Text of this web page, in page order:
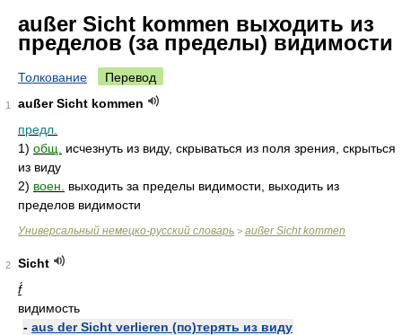
außer Sicht kommen выходить из
пределов (за пределы) видимости
Толкование Перевод
1
außer Sicht kommen
предл.
1) общ.
исчезнуть из виду, скрываться из поля зрения, скрыться
из виду
2) воен.
выходить за пределы видимости, выходить из
пределов видимости
Универсальный немецко-русский словарь > außer Sicht kommen
2
Sicht
f́
видимость
- aus der Sicht verlieren (по)терять из виду